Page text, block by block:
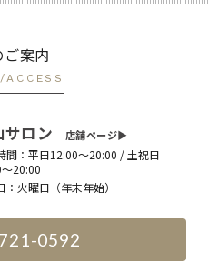
案内
サロン 店舗ページ▶︎
間： 平日12:00〜20:00 / 土祝日
20:00
： 火曜日（年末年始）
0592